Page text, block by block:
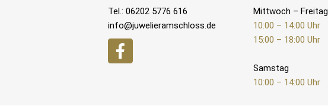
Tel.: 06202 5776 616
info@juwelieramschloss.de
Mittwoch – Freitag
10:00 – 14:00 Uhr
15:00 – 18:00 Uhr
Samstag
10:00 – 14:00 Uhr